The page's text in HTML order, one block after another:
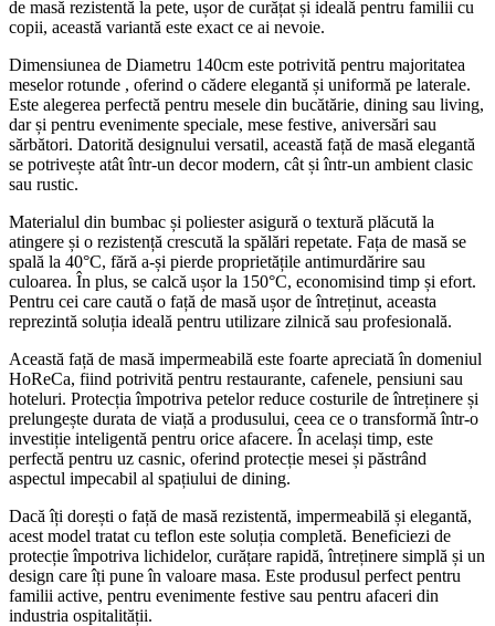
de masă rezistentă la pete, ușor de curățat și ideală pentru familii cu
copii, această variantă este exact ce ai nevoie.
Dimensiunea de Diametru 140cm este potrivită pentru majoritatea
meselor rotunde , oferind o cădere elegantă și uniformă pe laterale.
Este alegerea perfectă pentru mesele din bucătărie, dining sau living,
dar și pentru evenimente speciale, mese festive, aniversări sau
sărbători. Datorită designului versatil, această față de masă elegantă
se potrivește atât într-un decor modern, cât și într-un ambient clasic
sau rustic.
Materialul din bumbac și poliester asigură o textură plăcută la
atingere și o rezistență crescută la spălări repetate. Fața de masă se
spală la 40°C, fără a-și pierde proprietățile antimurdărire sau
culoarea. În plus, se calcă ușor la 150°C, economisind timp și efort.
Pentru cei care caută o față de masă ușor de întreținut, aceasta
reprezintă soluția ideală pentru utilizare zilnică sau profesională.
Această față de masă impermeabilă este foarte apreciată în domeniul
HoReCa, fiind potrivită pentru restaurante, cafenele, pensiuni sau
hoteluri. Protecția împotriva petelor reduce costurile de întreținere și
prelungește durata de viață a produsului, ceea ce o transformă într-o
investiție inteligentă pentru orice afacere. În același timp, este
perfectă pentru uz casnic, oferind protecție mesei și păstrând
aspectul impecabil al spațiului de dining.
Dacă îți dorești o față de masă rezistentă, impermeabilă și elegantă,
acest model tratat cu teflon este soluția completă. Beneficiezi de
protecție împotriva lichidelor, curățare rapidă, întreținere simplă și un
design care îți pune în valoare masa. Este produsul perfect pentru
familii active, pentru evenimente festive sau pentru afaceri din
industria ospitalității.